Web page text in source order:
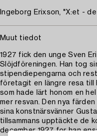
Ingeborg Erixson, "X:et -
Muut tiedot
1927 fick den unge Sven
Slöjdföreningen. Han tog
stipendiepengarna och
företagit en längre resa till
som hade lärt honom en
mer resvan. Den nya
sina konstnärsvänner
tillsammans upptäckte de
december 1927 for han